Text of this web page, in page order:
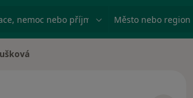
nemoc nebo příjmení Město nebo region